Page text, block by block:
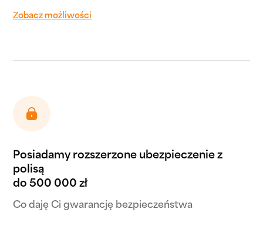
Zobacz możliwości
Posiadamy rozszerzone ubezpieczenie z
polisą
do 500 000 zł
Co daję Ci gwarancję bezpieczeństwa